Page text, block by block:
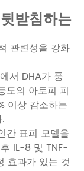
받침하는
관련성을 강화
서 DHA가 풍
도의 아토피 피
이상 감소하는
간 표피 모델을
IL-8 및 TNF-
효과가 있는 것